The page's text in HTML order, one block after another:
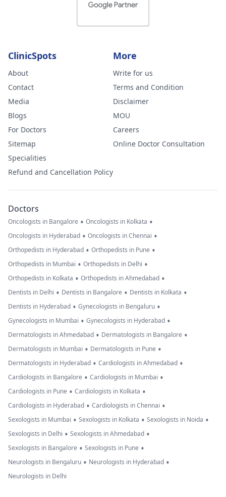
ClinicSpots
About
Contact
Media
Blogs
For Doctors
Sitemap
Specialities
Refund and Cancellation Policy
More
Write for us
Terms and Condition
Disclaimer
MOU
Careers
Online Doctor Consultation
Doctors
Oncologists in Bangalore • Oncologists in Kolkata •
Oncologists in Hyderabad • Oncologists in Chennai •
Orthopedists in Hyderabad • Orthopedists in Pune •
Orthopedists in Mumbai • Orthopedists in Delhi •
Orthopedists in Kolkata • Orthopedists in Ahmedabad •
Dentists in Delhi • Dentists in Bangalore • Dentists in Kolkata •
Dentists in Hyderabad • Gynecologists in Bengaluru •
Gynecologists in Mumbai • Gynecologists in Hyderabad •
Dermatologists in Ahmedabad • Dermatologists in Bangalore •
Dermatologists in Mumbai • Dermatologists in Pune •
Dermatologists in Hyderabad • Cardiologists in Ahmedabad •
Cardiologists in Bangalore • Cardiologists in Mumbai •
Cardiologists in Pune • Cardiologists in Kolkata •
Cardiologists in Hyderabad • Cardiologists in Chennai •
Sexologists in Mumbai • Sexologists in Kolkata • Sexologists in Noida •
Sexologists in Delhi • Sexologists in Ahmedabad •
Sexologists in Bangalore • Sexologists in Pune •
Neurologists in Bengaluru • Neurologists in Hyderabad •
Neurologists in Delhi